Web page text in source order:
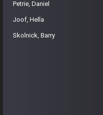
Petrie, Daniel
Joof, Hella
Skolnick, Barry